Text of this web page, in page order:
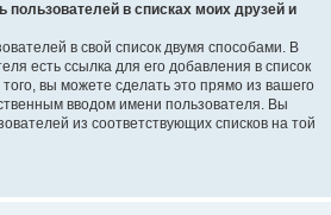
пользователей в списках моих друзей и
в свой список двумя способами. В
есть ссылка для его добавления в список
вы можете сделать это прямо из вашего
вводом имени пользователя. Вы
из соответствующих списков на той